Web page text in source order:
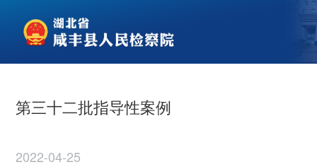
第三十二批指导性案例
2022-04-25